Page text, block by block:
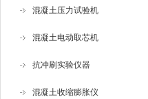
混凝土压力试验机
混凝土电动取芯机
抗冲刷实验仪器
混凝土收缩膨胀仪